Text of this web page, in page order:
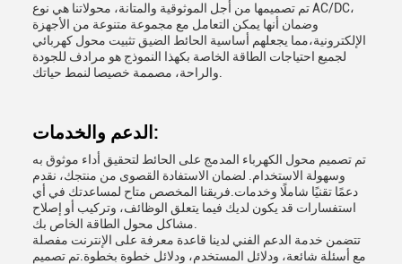
تم تصميمها من أجل الموثوقية والمتانة، محولاتنا هي نوع AC/DC،
وضمان أنها يمكن التعامل مع مجموعة متنوعة من الأجهزة
الإلكترونية،مما يجعلهم أساسية الحائط الضيق تثبيت محول كهربائي
لجميع احتياجات الطاقة الخاصة بكهذا النموذج هو مرادف للجودة
الدعم والخدمات:
تم تصميم محول الكهرباء المدمج على الحائط لتحقيق أداء موثوق به
وسهولة الاستخدام. لضمان الاستفادة القصوى من منتجك، نقدم
دعمًا تقنيًا شاملًا وخدمات.فريقنا المخصص متاح لمساعدتك في أي
استفسارات قد يكون لديك فيما يتعلق الوظائف، وتركيب أو إصلاح
تتضمن خدمة الدعم الفني لدينا قاعدة معرفة على الإنترنت مفصلة
مع أسئلة شائعة، ودلائل المستخدم، ودلائل خطوة بخطوة.تم تصميم